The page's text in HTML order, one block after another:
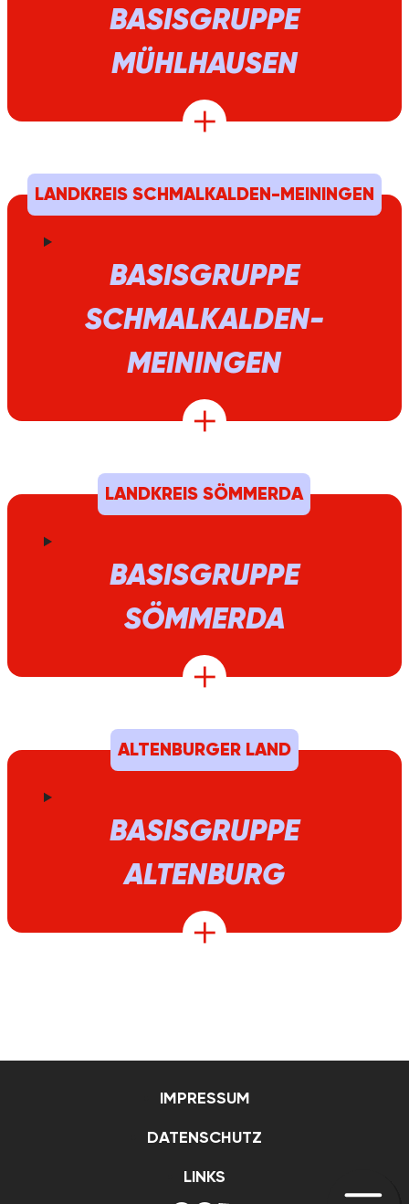
BASISGRUPPE
MÜHLHAUSEN
LANDKREIS SCHMALKALDEN-MEININGEN
BASISGRUPPE
SCHMALKALDEN-
MEININGEN
LANDKREIS SÖMMERDA
BASISGRUPPE
SÖMMERDA
ALTENBURGER LAND
BASISGRUPPE
ALTENBURG
IMPRESSUM
DATENSCHUTZ
LINKS